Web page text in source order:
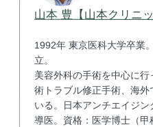
山本 豊【山本クリニッ
1992年 東京医科大学卒業
立。
美容外科の手術を中心に
術トラブル修正手術、海
いる。日本アンチエイジ
導医。資格：医学博士（